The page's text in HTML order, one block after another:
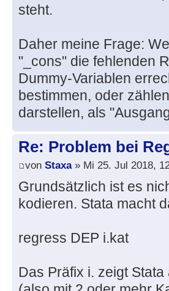
steht.
Daher meine Frage:
"_cons" die fehlenden
Dummy-Variablen
bestimmen, oder
darstellen, als
Re: Problem bei
von Staxa» Mi 25. Jul 2018,
Grundsätzlich ist es
kodieren. Stata macht
regress DEP i.kat
Das Präfix i. zeigt